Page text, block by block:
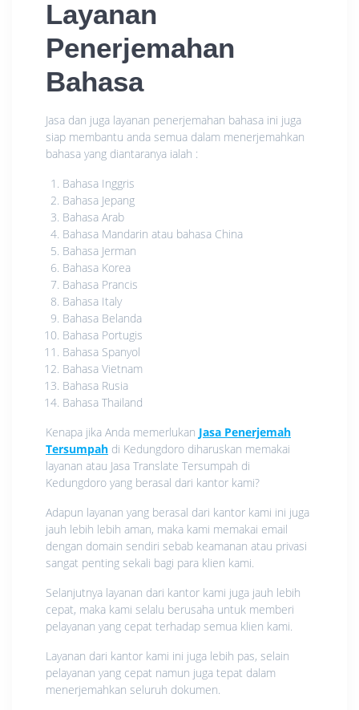
Layanan
Penerjemahan
Bahasa
Jasa dan juga layanan penerjemahan bahasa ini juga
siap membantu anda semua dalam menerjemahkan
bahasa yang diantaranya ialah :
Bahasa Inggris
Bahasa Jepang
Bahasa Arab
Bahasa Mandarin atau bahasa China
Bahasa Jerman
Bahasa Korea
Bahasa Prancis
Bahasa Italy
Bahasa Belanda
Bahasa Portugis
Bahasa Spanyol
Bahasa Vietnam
Bahasa Rusia
Bahasa Thailand
Kenapa jika Anda memerlukan Jasa Penerjemah
Tersumpah di Kedungdoro diharuskan memakai
layanan atau Jasa Translate Tersumpah di
Kedungdoro yang berasal dari kantor kami?
Adapun layanan yang berasal dari kantor kami ini juga
jauh lebih lebih aman, maka kami memakai email
dengan domain sendiri sebab keamanan atau privasi
sangat penting sekali bagi para klien kami.
Selanjutnya layanan dari kantor kami juga jauh lebih
cepat, maka kami selalu berusaha untuk memberi
pelayanan yang cepat terhadap semua klien kami.
Layanan dari kantor kami ini juga lebih pas, selain
pelayanan yang cepat namun juga tepat dalam
menerjemahkan seluruh dokumen.